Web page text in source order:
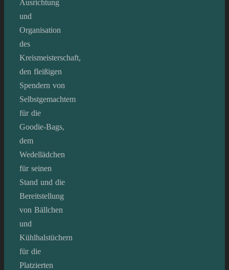
Ausrichtung
und
Organisation
des
Kreismeisterschaft,
den fleißigen
Spendern von
Selbstgemachtem
für die
Goodie-Bags,
dem
Wedellädchen
für seinen
Stand und die
Bereitstellung
von Bällchen
und
Kühlhalstüchern
für die
Platzierten